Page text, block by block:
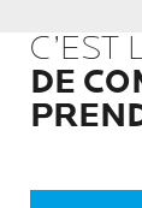
C’EST
DE